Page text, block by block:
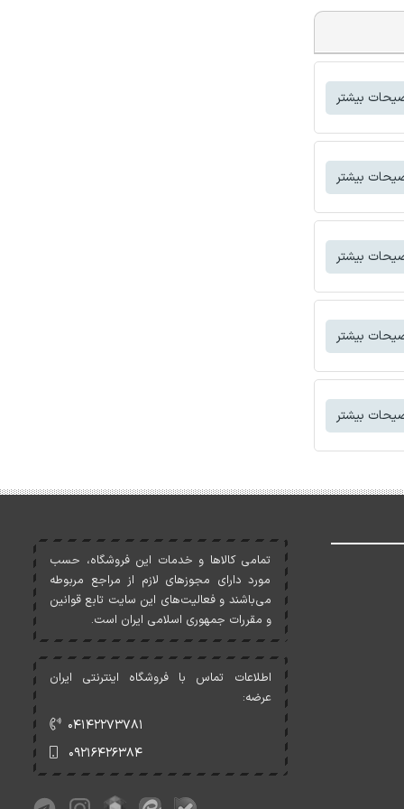
بیشتر
بیشتر
بیشتر
بیشتر
بیشتر
تمامی کالاها و خدمات اين فروشگاه، حسب
مورد دارای مجوزهای لازم از مراجع مربوطه
می‌باشند و فعاليت‌های اين سايت تابع قوانين
و مقررات جمهوری اسلامی ايران است.
اطلاعات تماس با فروشگاه اینترنتی ایران
عرضه:
۰۴۱۴۲۲۷۳۷۸۱
۰۹۲۱۶۴۲۶۳۸۴